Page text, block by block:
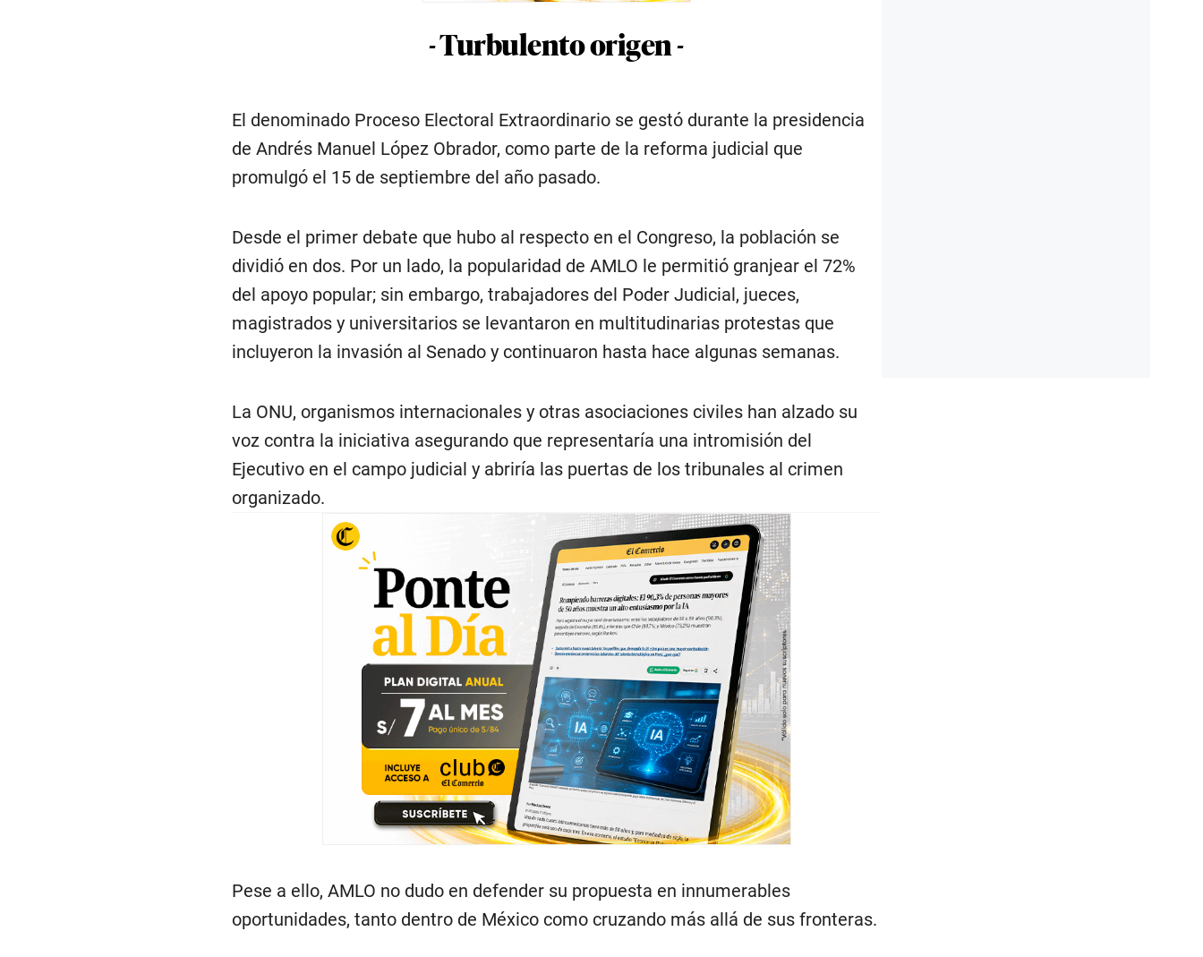
- Turbulento origen -
El denominado Proceso Electoral Extraordinario se gestó durante la presidencia
de Andrés Manuel López Obrador, como parte de la reforma judicial que
promulgó el 15 de septiembre del año pasado.
Desde el primer debate que hubo al respecto en el Congreso, la población se
dividió en dos. Por un lado, la popularidad de AMLO le permitió granjear el 72%
del apoyo popular; sin embargo, trabajadores del Poder Judicial, jueces,
magistrados y universitarios se levantaron en multitudinarias protestas que
incluyeron la invasión al Senado y continuaron hasta hace algunas semanas.
La ONU, organismos internacionales y otras asociaciones civiles han alzado su
voz contra la iniciativa asegurando que representaría una intromisión del
Ejecutivo en el campo judicial y abriría las puertas de los tribunales al crimen
organizado.
Pese a ello, AMLO no dudo en defender su propuesta en innumerables
oportunidades, tanto dentro de México como cruzando más allá de sus fronteras.